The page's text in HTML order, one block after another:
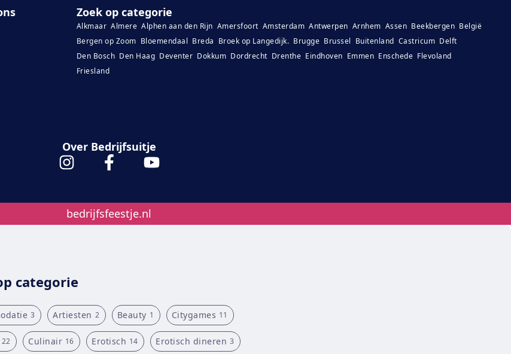
Zoek op categorie
Alkmaar Almere Alphen aan den Rijn Amersfoort Amsterdam Antwerpen Arnhem Assen Beekbergen België
Bergen op Zoom Bloemendaal Breda Broek op Langedijk. Brugge Brussel Buitenland Castricum Delft
Den Bosch Den Haag Deventer Dokkum Dordrecht Drenthe Eindhoven Emmen Enschede Flevoland
Friesland
Over Bedrijfsuitje
bedrijfsfeestje.nl
categorie
3 Artiesten 2 Beauty 1 Citygames 11
22 Culinair 16 Erotisch 14 Erotisch dineren 3